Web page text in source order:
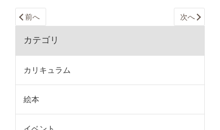
前へ 次へ
カテゴリ
カリキュラム
絵本